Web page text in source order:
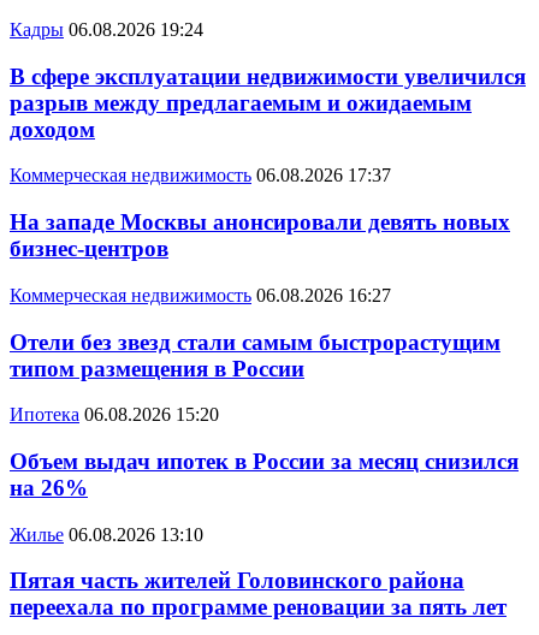
Кадры 06.08.2026 19:24
В сфере эксплуатации недвижимости увеличился
разрыв между предлагаемым и ожидаемым
доходом
Коммерческая недвижимость 06.08.2026 17:37
На западе Москвы анонсировали девять новых
бизнес-центров
Коммерческая недвижимость 06.08.2026 16:27
Отели без звезд стали самым быстрорастущим
типом размещения в России
Ипотека 06.08.2026 15:20
Объем выдач ипотек в России за месяц снизился
на 26%
Жилье 06.08.2026 13:10
Пятая часть жителей Головинского района
переехала по программе реновации за пять лет